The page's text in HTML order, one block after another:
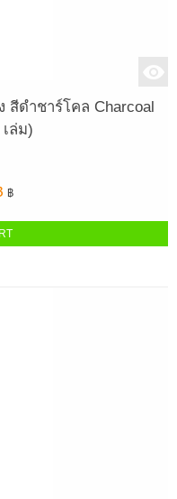
สีดำชาร์โคล Charcoal
ล่ม)
฿